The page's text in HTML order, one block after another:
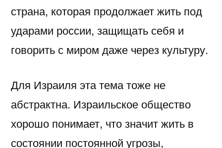
страна, которая продолжает жить под
ударами россии, защищать себя и
говорить с миром даже через культуру.
Для Израиля эта тема тоже не
абстрактна. Израильское общество
хорошо понимает, что значит жить в
состоянии постоянной угрозы,